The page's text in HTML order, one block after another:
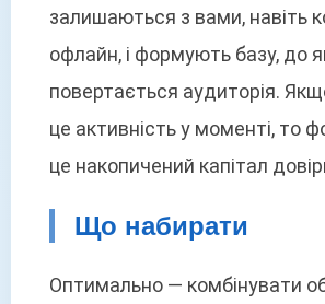
залишаються з вами, навіть
офлайн, і формують базу, до
повертається аудиторія.
це активність у моменті, то
це накопичений капітал
Що набирати
Оптимально — комбінувати